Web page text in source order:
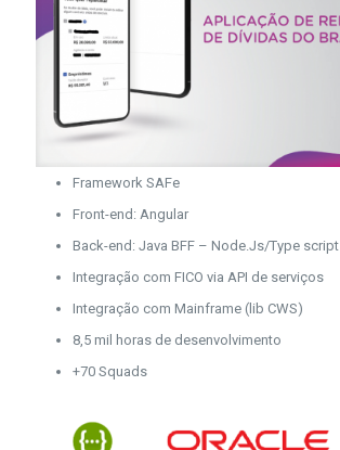
Framework SAFe
Front-end: Angular
Back-end: Java BFF – Node.Js/Type script
Integração com FICO via API de serviços
Integração com Mainframe (lib CWS)
8,5 mil horas de desenvolvimento
+70 Squads